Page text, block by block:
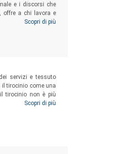
e i discorsi che
offre a chi lavora e
di ricerca, ma molti
Scopri di più
servizi e tessuto
tirocinio come una
tirocinio non è più
la frontiera,
Scopri di più